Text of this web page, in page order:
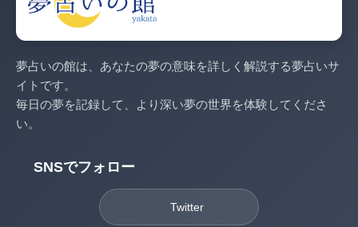
夢占いの館は、あなたの夢の意味を詳しく解説する夢占いサ
イトです。
毎日の夢を記録して、より深い夢の世界を体験してくださ
い。
SNSでフォロー
Twitter